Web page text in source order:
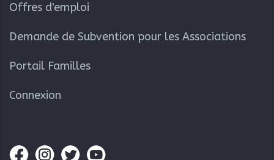
Offres d'emploi
Demande de Subvention pour les Associations
Portail Familles
Connexion